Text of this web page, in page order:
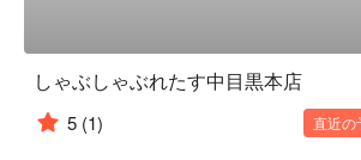
しゃぶしゃぶれたす中目黒本店
5 (1) 直近の